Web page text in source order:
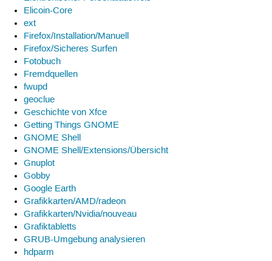
Elicoin-Core
ext
Firefox/Installation/Manuell
Firefox/Sicheres Surfen
Fotobuch
Fremdquellen
fwupd
geoclue
Geschichte von Xfce
Getting Things GNOME
GNOME Shell
GNOME Shell/Extensions/Übersicht
Gnuplot
Gobby
Google Earth
Grafikkarten/AMD/radeon
Grafikkarten/Nvidia/nouveau
Grafiktabletts
GRUB-Umgebung analysieren
hdparm